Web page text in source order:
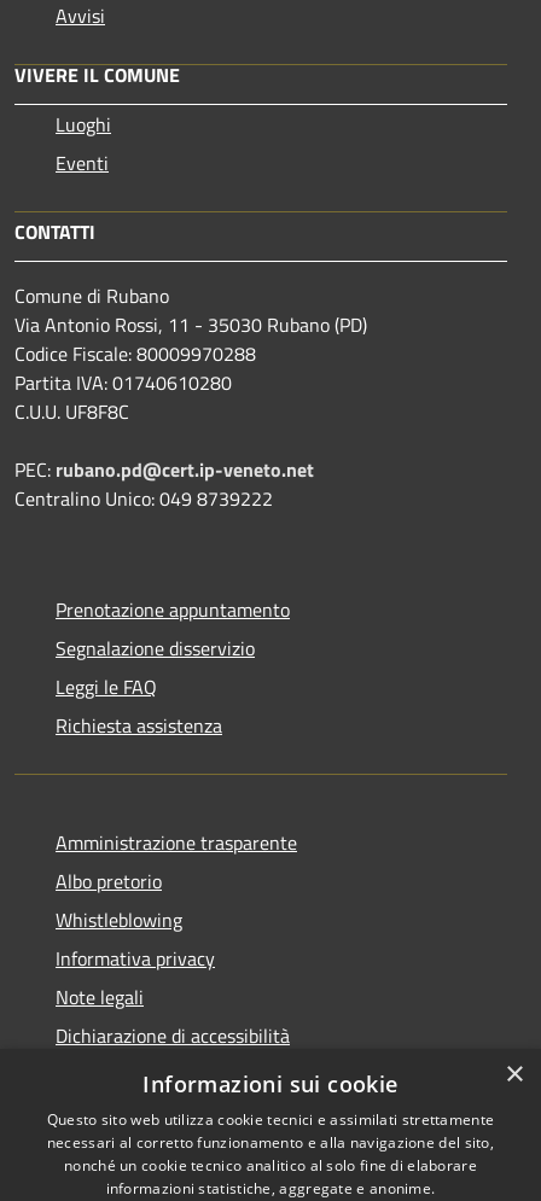
Avvisi
VIVERE IL COMUNE
Luoghi
Eventi
CONTATTI
Comune di Rubano
Via Antonio Rossi, 11 - 35030 Rubano (PD)
Codice Fiscale: 80009970288
Partita IVA: 01740610280
C.U.U. UF8F8C
PEC: rubano.pd@cert.ip-veneto.net
Centralino Unico: 049 8739222
Prenotazione appuntamento
Segnalazione disservizio
Leggi le FAQ
Richiesta assistenza
Amministrazione trasparente
Albo pretorio
Whistleblowing
Informativa privacy
Note legali
Dichiarazione di accessibilità
Obiettivi di accessibilità 2026
Copyright © 2026 • Comune di
×
Informazioni sui cookie
Questo sito web utilizza cookie tecnici e assimilati strettamente
necessari al corretto funzionamento e alla navigazione del sito,
nonché un cookie tecnico analitico al solo fine di elaborare
informazioni statistiche, aggregate e anonime.